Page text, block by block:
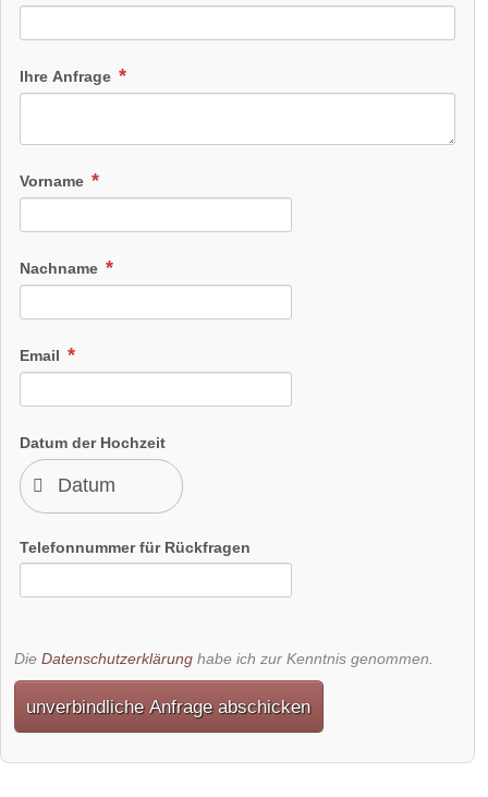
Ihre Anfrage
Vorname
Nachname
Email
Datum der Hochzeit
Telefonnummer für Rückfragen
Die Datenschutzerklärung habe ich zur Kenntnis genommen.
unverbindliche Anfrage abschicken